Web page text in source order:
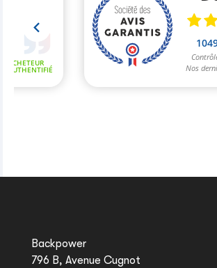
Backpower
796 B, Avenue Cugnot